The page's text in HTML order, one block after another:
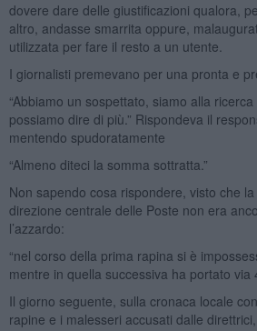
dovere dare delle giustificazioni qualora,
altro, andasse smarrita oppure,
utilizzata per fare il resto a un utente.
I giornalisti premevano per una pronta e
“Abbiamo un sospettato, siamo alla
possiamo dire di più.” Rispondeva il
mentendo spudoratamente
“Almeno diteci la somma sottratta.”
Non sapendo cosa rispondere, visto che
direzione centrale delle Poste non era
l’azzardo:
“nel corso della prima rapina si è
mentre in quella successiva ha portato via
Il giorno seguente, sulla cronaca locale
rapine e i malesseri accusati dalle